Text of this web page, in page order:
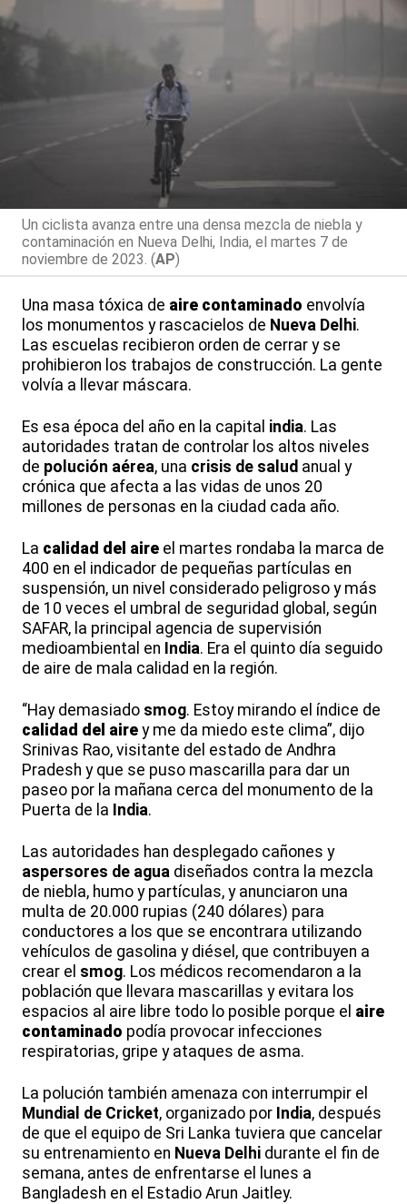
Un ciclista avanza entre una densa mezcla de niebla y
contaminación en Nueva Delhi, India, el martes 7 de
noviembre de 2023. (AP)
Una masa tóxica de aire contaminado envolvía
los monumentos y rascacielos de Nueva Delhi.
Las escuelas recibieron orden de cerrar y se
prohibieron los trabajos de construcción. La gente
volvía a llevar máscara.
Es esa época del año en la capital india. Las
autoridades tratan de controlar los altos niveles
de polución aérea, una crisis de salud anual y
crónica que afecta a las vidas de unos 20
millones de personas en la ciudad cada año.
La calidad del aire el martes rondaba la marca de
400 en el indicador de pequeñas partículas en
suspensión, un nivel considerado peligroso y más
de 10 veces el umbral de seguridad global, según
SAFAR, la principal agencia de supervisión
medioambiental en India. Era el quinto día seguido
de aire de mala calidad en la región.
“Hay demasiado smog. Estoy mirando el índice de
calidad del aire y me da miedo este clima”, dijo
Srinivas Rao, visitante del estado de Andhra
Pradesh y que se puso mascarilla para dar un
paseo por la mañana cerca del monumento de la
Puerta de la India.
Las autoridades han desplegado cañones y
aspersores de agua diseñados contra la mezcla
de niebla, humo y partículas, y anunciaron una
multa de 20.000 rupias (240 dólares) para
conductores a los que se encontrara utilizando
vehículos de gasolina y diésel, que contribuyen a
crear el smog. Los médicos recomendaron a la
población que llevara mascarillas y evitara los
espacios al aire libre todo lo posible porque el aire
contaminado podía provocar infecciones
respiratorias, gripe y ataques de asma.
La polución también amenaza con interrumpir el
Mundial de Cricket, organizado por India, después
de que el equipo de Sri Lanka tuviera que cancelar
su entrenamiento en Nueva Delhi durante el fin de
semana, antes de enfrentarse el lunes a
Bangladesh en el Estadio Arun Jaitley.